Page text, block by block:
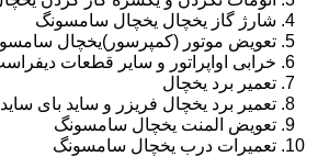
شارژ گاز یخچال یخچال سامسونگ
تعویض موتور (کمپرسور)یخچال
خرابی اواپراتور و سایر قطعات
تعمیر برد یخچال
تعمیر برد یخچال فریزر و ساید بای
تعویض المنت یخچال سامسونگ
تعمیرات درب یخچال سامسونگ